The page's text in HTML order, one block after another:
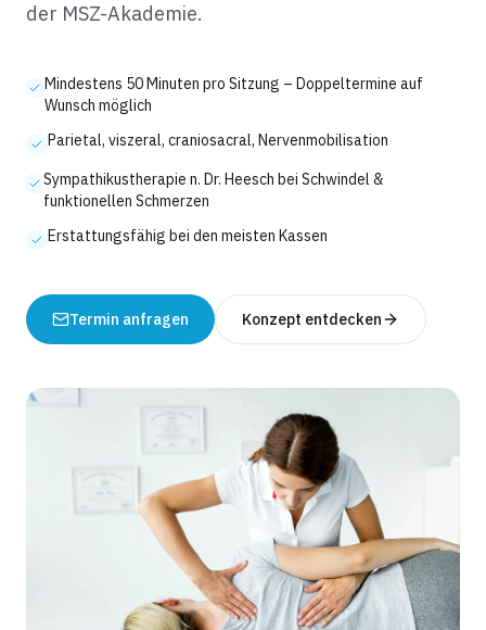
der MSZ-Akademie.
Mindestens 50 Minuten pro Sitzung – Doppeltermine auf
Wunsch möglich
Parietal, viszeral, craniosacral, Nervenmobilisation
Sympathikustherapie n. Dr. Heesch bei Schwindel &
funktionellen Schmerzen
Erstattungsfähig bei den meisten Kassen
Termin anfragen Konzept entdecken